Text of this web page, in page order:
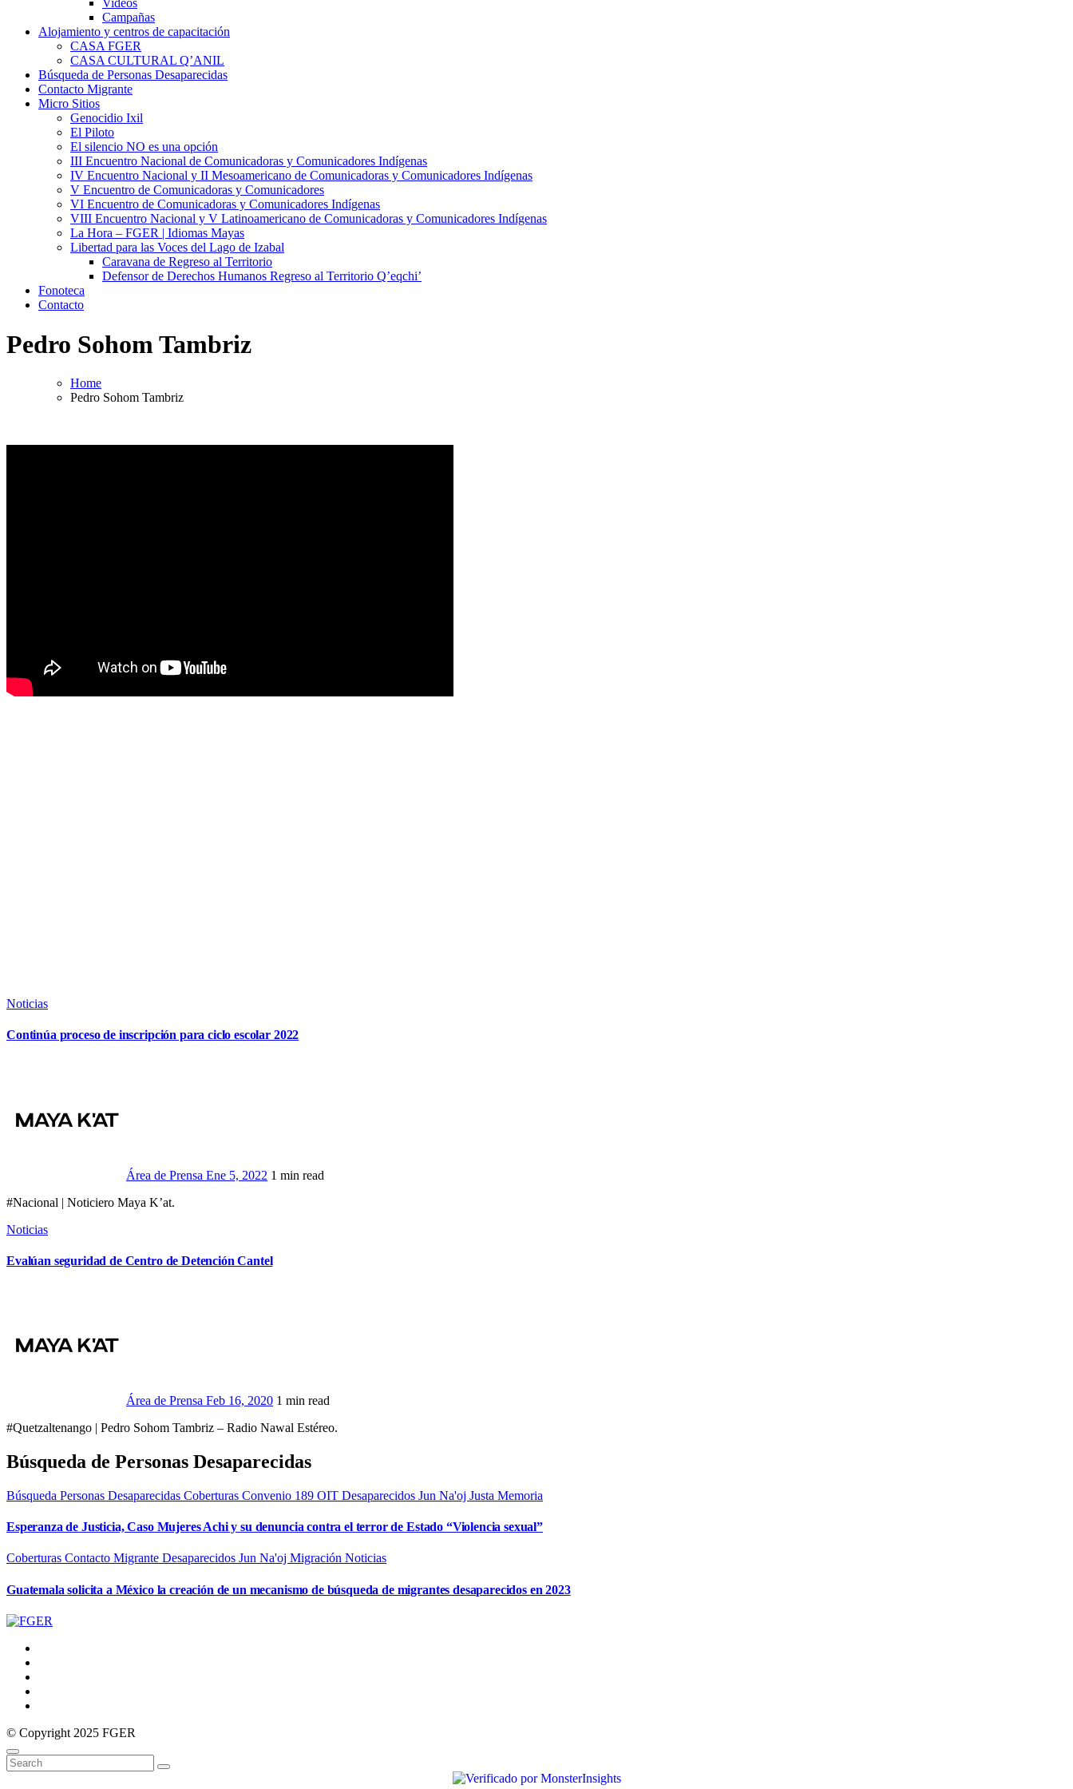
Videos
Campañas
Alojamiento y centros de capacitación
CASA FGER
CASA CULTURAL Q’ANIL
Búsqueda de Personas Desaparecidas
Contacto Migrante
Micro Sitios
Genocidio Ixil
El Piloto
El silencio NO es una opción
III Encuentro Nacional de Comunicadoras y Comunicadores Indígenas
IV Encuentro Nacional y II Mesoamericano de Comunicadoras y Comunicadores Indígenas
V Encuentro de Comunicadoras y Comunicadores
VI Encuentro de Comunicadoras y Comunicadores Indígenas
VIII Encuentro Nacional y V Latinoamericano de Comunicadoras y Comunicadores Indígenas
La Hora – FGER | Idiomas Mayas
Libertad para las Voces del Lago de Izabal
Caravana de Regreso al Territorio
Defensor de Derechos Humanos Regreso al Territorio Q’eqchi’
Fonoteca
Contacto
Pedro Sohom Tambriz
Home
Pedro Sohom Tambriz
Noticias
Continúa proceso de inscripción para ciclo escolar 2022
Área de Prensa Ene 5, 2022 1 min read
#Nacional | Noticiero Maya K’at.
Noticias
Evalúan seguridad de Centro de Detención Cantel
Área de Prensa Feb 16, 2020 1 min read
#Quetzaltenango | Pedro Sohom Tambriz – Radio Nawal Estéreo.
Búsqueda de Personas Desaparecidas
Búsqueda Personas Desaparecidas Coberturas Convenio 189 OIT Desaparecidos Jun Na'oj Justa Memoria
Esperanza de Justicia, Caso Mujeres Achi y su denuncia contra el terror de Estado “Violencia sexual”
Coberturas Contacto Migrante Desaparecidos Jun Na'oj Migración Noticias
Guatemala solicita a México la creación de un mecanismo de búsqueda de migrantes desaparecidos en 2023
© Copyright 2025 FGER